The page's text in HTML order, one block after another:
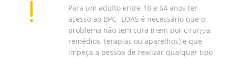
Para um adulto entre 18 e 64 anos ter
acesso ao BPC -LOAS é necessário que o
problema não tem cura (nem por cirurgia,
remédios, terapias ou aparelhos) e que
impeça a pessoa de realizar qualquer tipo